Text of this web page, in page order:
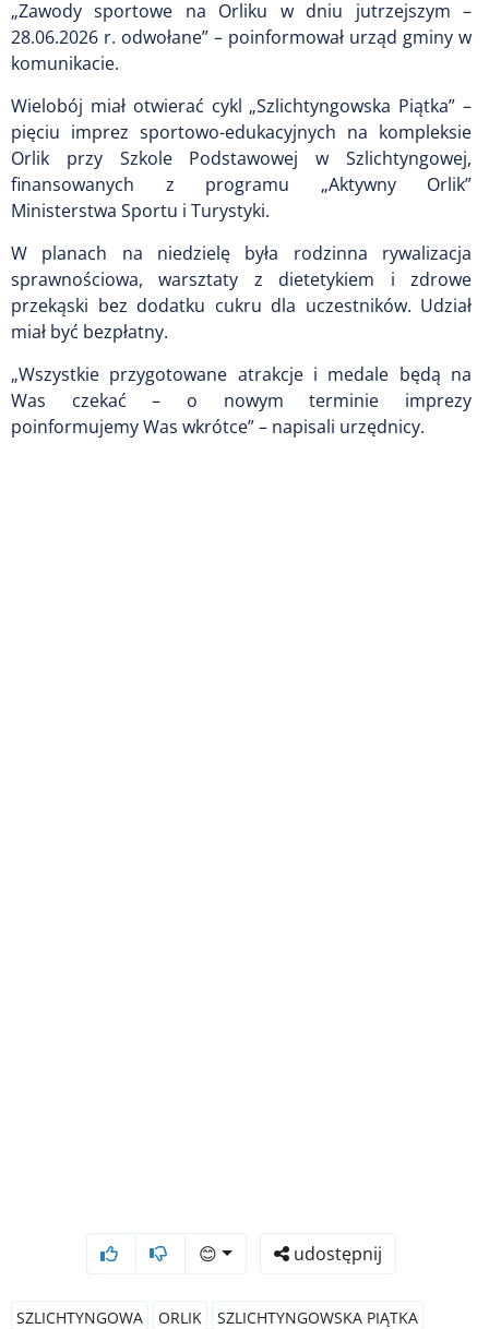
„Zawody sportowe na Orliku w dniu jutrzejszym –
28.06.2026 r. odwołane” – poinformował urząd gminy w
komunikacie.
Wielobój miał otwierać cykl „Szlichtyngowska Piątka” –
pięciu imprez sportowo-edukacyjnych na kompleksie
Orlik przy Szkole Podstawowej w Szlichtyngowej,
finansowanych z programu „Aktywny Orlik”
Ministerstwa Sportu i Turystyki.
W planach na niedzielę była rodzinna rywalizacja
sprawnościowa, warsztaty z dietetykiem i zdrowe
przekąski bez dodatku cukru dla uczestników. Udział
miał być bezpłatny.
„Wszystkie przygotowane atrakcje i medale będą na
Was czekać – o nowym terminie imprezy
poinformujemy Was wkrótce” – napisali urzędnicy.
😊 udostępnij
SZLICHTYNGOWA ORLIK
SZLICHTYNGOWSKA PIĄTKA